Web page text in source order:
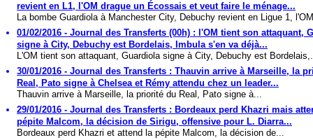
revient en L1, l'OM drague un Écossais et veut faire le ménage...
La bombe Guardiola à Manchester City, Debuchy revient en Ligue 1,
01/02/2016 - Journal des Transferts (00h) : l'OM tient son attaquant,
signe à City, Debuchy est Bordelais, Imbula s'en va déjà...
L'OM tient son attaquant, Guardiola signe à City, Debuchy est
30/01/2016 - Journal des Transferts : Thauvin arrive à Marseille, la
Real, Pato signe à Chelsea et Rémy attendu chez un leader...
Thauvin arrive à Marseille, la priorité du Real, Pato signe à...
29/01/2016 - Journal des Transferts : Bordeaux perd Khazri mais
pépite Malcom, la décision de Sirigu, offensive pour L. Diarra...
Bordeaux perd Khazri et attend la pépite Malcom, la décision de...